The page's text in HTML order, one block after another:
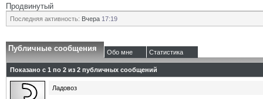
Продвинутый
Последняя активность: Вчера 17:19
Публичные сообщения Обо мне Статистика
Показано с 1 по 2 из 2 публичных сообщений
Ладовоз